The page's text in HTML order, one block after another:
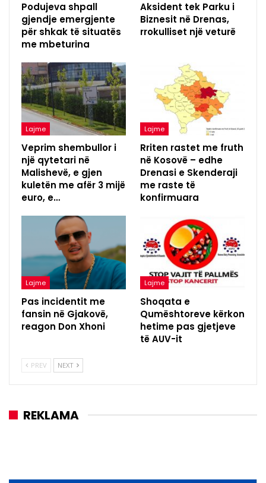
Podujeva shpall
gjendje emergjente
për shkak të situatës
me mbeturina
Aksident tek Parku i
Biznesit në Drenas,
rrokulliset një veturë
Lajme
Veprim shembullor i
një qytetari në
Malishevë, e gjen
kuletën me afër 3 mijë
euro, e…
Lajme
Rriten rastet me fruth
në Kosovë – edhe
Drenasi e Skenderaji
me raste të
konfirmuara
Lajme
Pas incidentit me
fansin në Gjakovë,
reagon Don Xhoni
Lajme
Shoqata e
Qumështoreve kërkon
hetime pas gjetjeve
të AUV-it
PREV NEXT
REKLAMA